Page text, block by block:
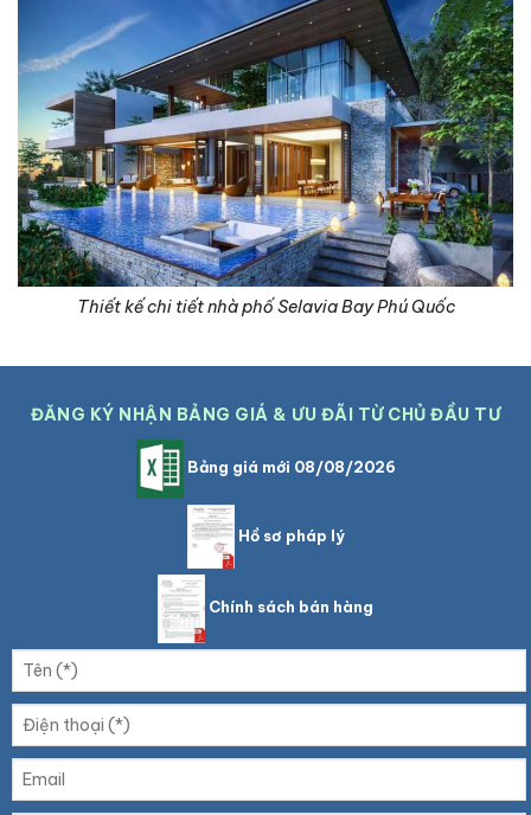
Thiết kế chi tiết nhà phố Selavia Bay Phú Quốc
ĐĂNG KÝ NHẬN BẢNG GIÁ & ƯU ĐÃI TỪ CHỦ ĐẦU TƯ
Bảng giá mới 08/08/2026
Hồ sơ pháp lý
Chính sách bán hàng